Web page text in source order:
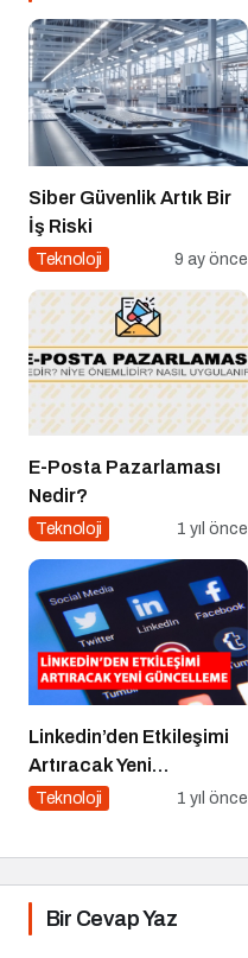
Siber Güvenlik Artık Bir
İş Riski
Teknoloji 9 ay önce
E-Posta Pazarlaması
Nedir?
Teknoloji 1 yıl önce
Linkedin’den Etkileşimi
Artıracak Yeni
Güncelleme
Teknoloji 1 yıl önce
Bir Cevap Yaz